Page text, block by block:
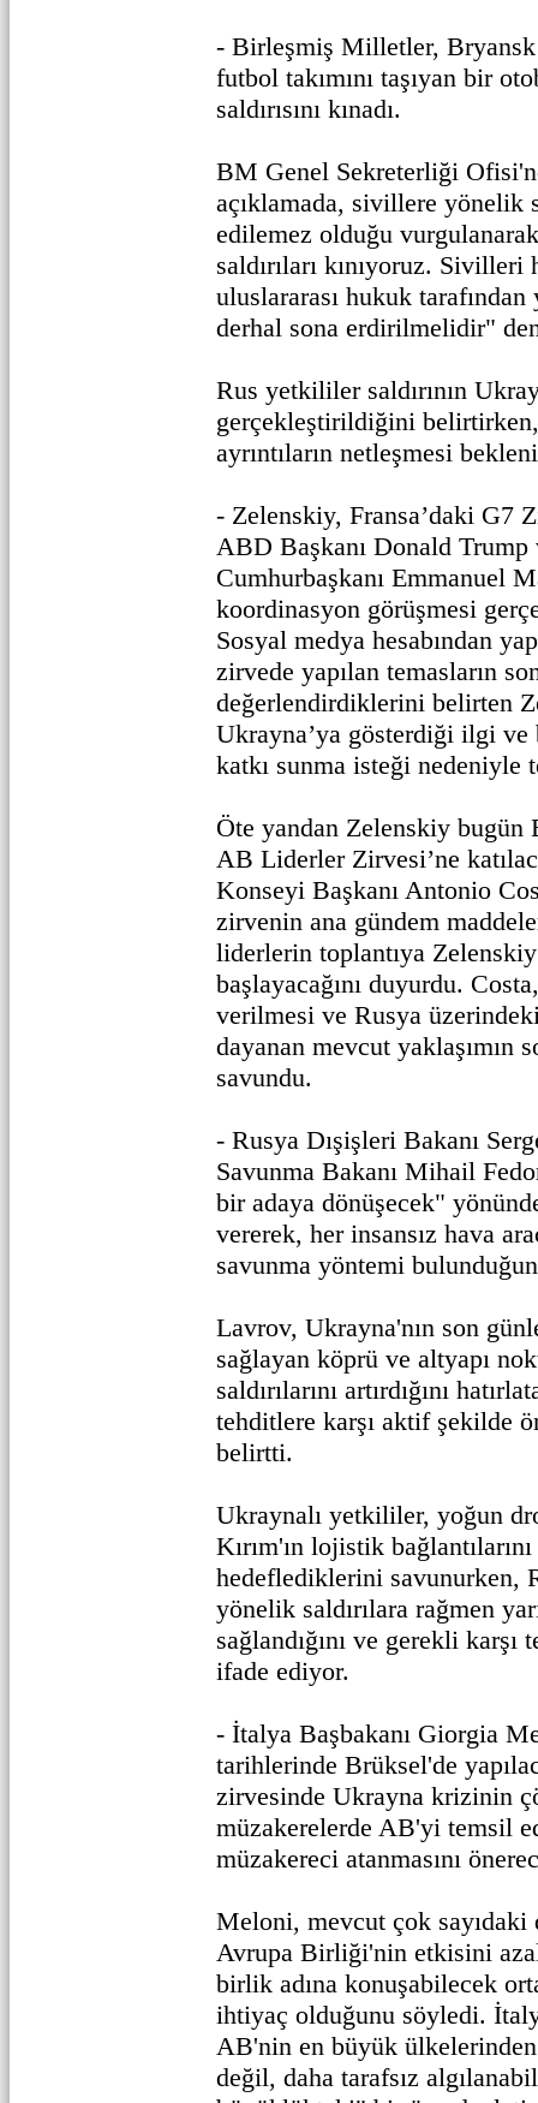
- Birleşmiş Milletler,
futbol takımını taşıyan bir
saldırısını kınadı.
BM Genel Sekreterliği
açıklamada, sivillere yönelik
edilemez olduğu
saldırıları kınıyoruz.
uluslararası hukuk tarafından
derhal sona erdirilmelidir"
Rus yetkililer saldırının
gerçekleştirildiğini
ayrıntıların netleşmesi
- Zelenskiy, Fransa’daki G7
ABD Başkanı Donald Trump
Cumhurbaşkanı Emmanuel
koordinasyon görüşmesi
Sosyal medya hesabından
zirvede yapılan temasların
değerlendirdiklerini belirten
Ukrayna’ya gösterdiği ilgi ve
katkı sunma isteği nedeniyle
Öte yandan Zelenskiy bugün
AB Liderler Zirvesi’ne
Konseyi Başkanı Antonio
zirvenin ana gündem
liderlerin toplantıya
başlayacağını duyurdu.
verilmesi ve Rusya üzerindeki
dayanan mevcut yaklaşımın
savundu.
- Rusya Dışişleri Bakanı
Savunma Bakanı Mihail
bir adaya dönüşecek"
vererek, her insansız hava
savunma yöntemi
Lavrov, Ukrayna'nın son
sağlayan köprü ve altyapı
saldırılarını artırdığını
tehditlere karşı aktif şekilde
belirtti.
Ukraynalı yetkililer, yoğun
Kırım'ın lojistik
hedeflediklerini savunurken,
yönelik saldırılara rağmen
sağlandığını ve gerekli karşı
ifade ediyor.
- İtalya Başbakanı Giorgia
tarihlerinde Brüksel'de
zirvesinde Ukrayna krizinin
müzakerelerde AB'yi temsil
müzakereci atanmasını
Meloni, mevcut çok
Avrupa Birliği'nin etkisini
birlik adına konuşabilecek
ihtiyaç olduğunu söyledi.
AB'nin en büyük
değil, daha tarafsız